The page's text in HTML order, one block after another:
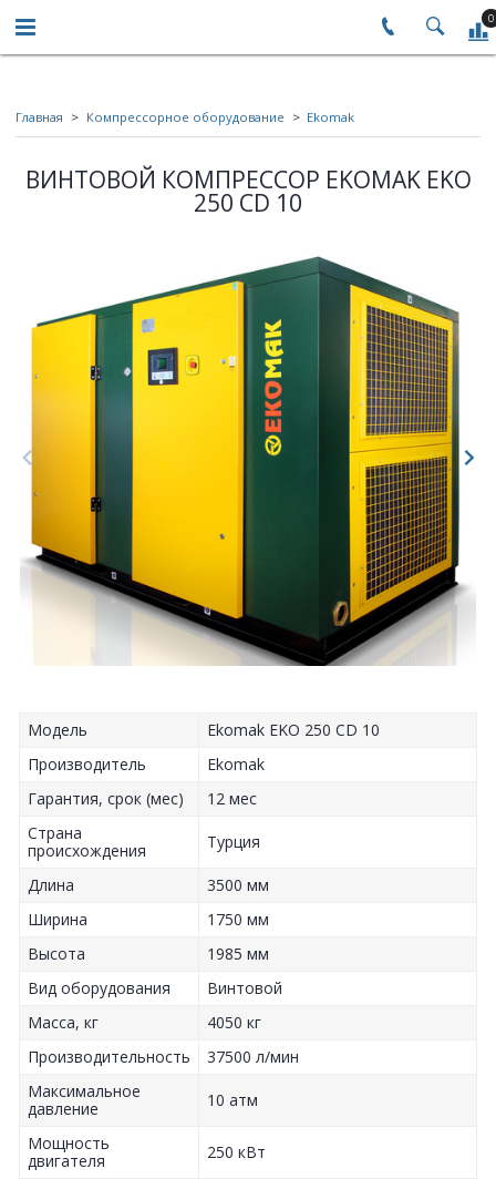
0
Главная Компрессорное оборудование Ekomak
ВИНТОВОЙ КОМПРЕССОР EKOMAK EKO
250 CD 10
Модель
Ekomak EKO 250 CD 10
Производитель
Ekomak
Гарантия, срок (мес)
12 мес
Страна
происхождения
Турция
Длина
3500 мм
Ширина
1750 мм
Высота
1985 мм
Вид оборудования
Винтовой
Масса, кг
4050 кг
Производительность
37500 л/мин
Максимальное
давление
10 атм
Мощность
двигателя
250 кВт